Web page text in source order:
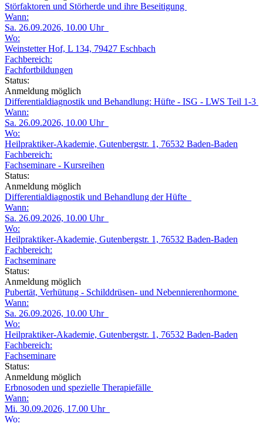
Störfaktoren und Störherde und ihre Beseitigung
Wann:
Sa. 26.09.2026, 10.00 Uhr
Wo:
Weinstetter Hof, L 134, 79427 Eschbach
Fachbereich:
Fachfortbildungen
Status:
Anmeldung möglich
Differentialdiagnostik und Behandlung: Hüfte - ISG - LWS Teil 1-3
Wann:
Sa. 26.09.2026, 10.00 Uhr
Wo:
Heilpraktiker-Akademie, Gutenbergstr. 1, 76532 Baden-Baden
Fachbereich:
Fachseminare - Kursreihen
Status:
Anmeldung möglich
Differentialdiagnostik und Behandlung der Hüfte
Wann:
Sa. 26.09.2026, 10.00 Uhr
Wo:
Heilpraktiker-Akademie, Gutenbergstr. 1, 76532 Baden-Baden
Fachbereich:
Fachseminare
Status:
Anmeldung möglich
Pubertät, Verhütung - Schilddrüsen- und Nebennierenhormone
Wann:
Sa. 26.09.2026, 10.00 Uhr
Wo:
Heilpraktiker-Akademie, Gutenbergstr. 1, 76532 Baden-Baden
Fachbereich:
Fachseminare
Status:
Anmeldung möglich
Erbnosoden und spezielle Therapiefälle
Wann:
Mi. 30.09.2026, 17.00 Uhr
Wo: